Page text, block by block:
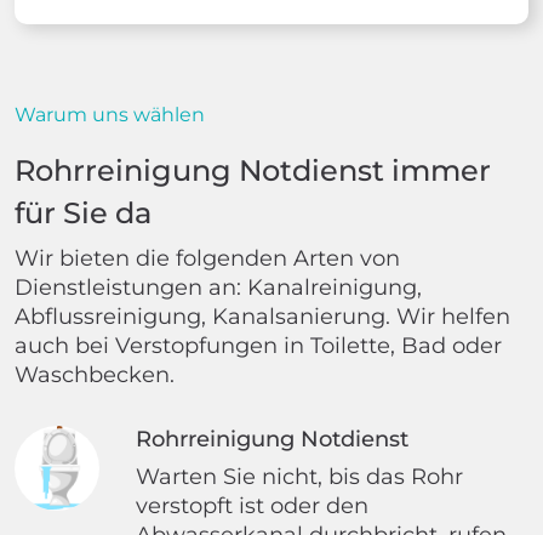
Warum uns wählen
Rohrreinigung Notdienst immer
für Sie da
Wir bieten die folgenden Arten von
Dienstleistungen an: Kanalreinigung,
Abflussreinigung, Kanalsanierung. Wir helfen
auch bei Verstopfungen in Toilette, Bad oder
Waschbecken.
Rohrreinigung Notdienst
Warten Sie nicht, bis das Rohr
verstopft ist oder den